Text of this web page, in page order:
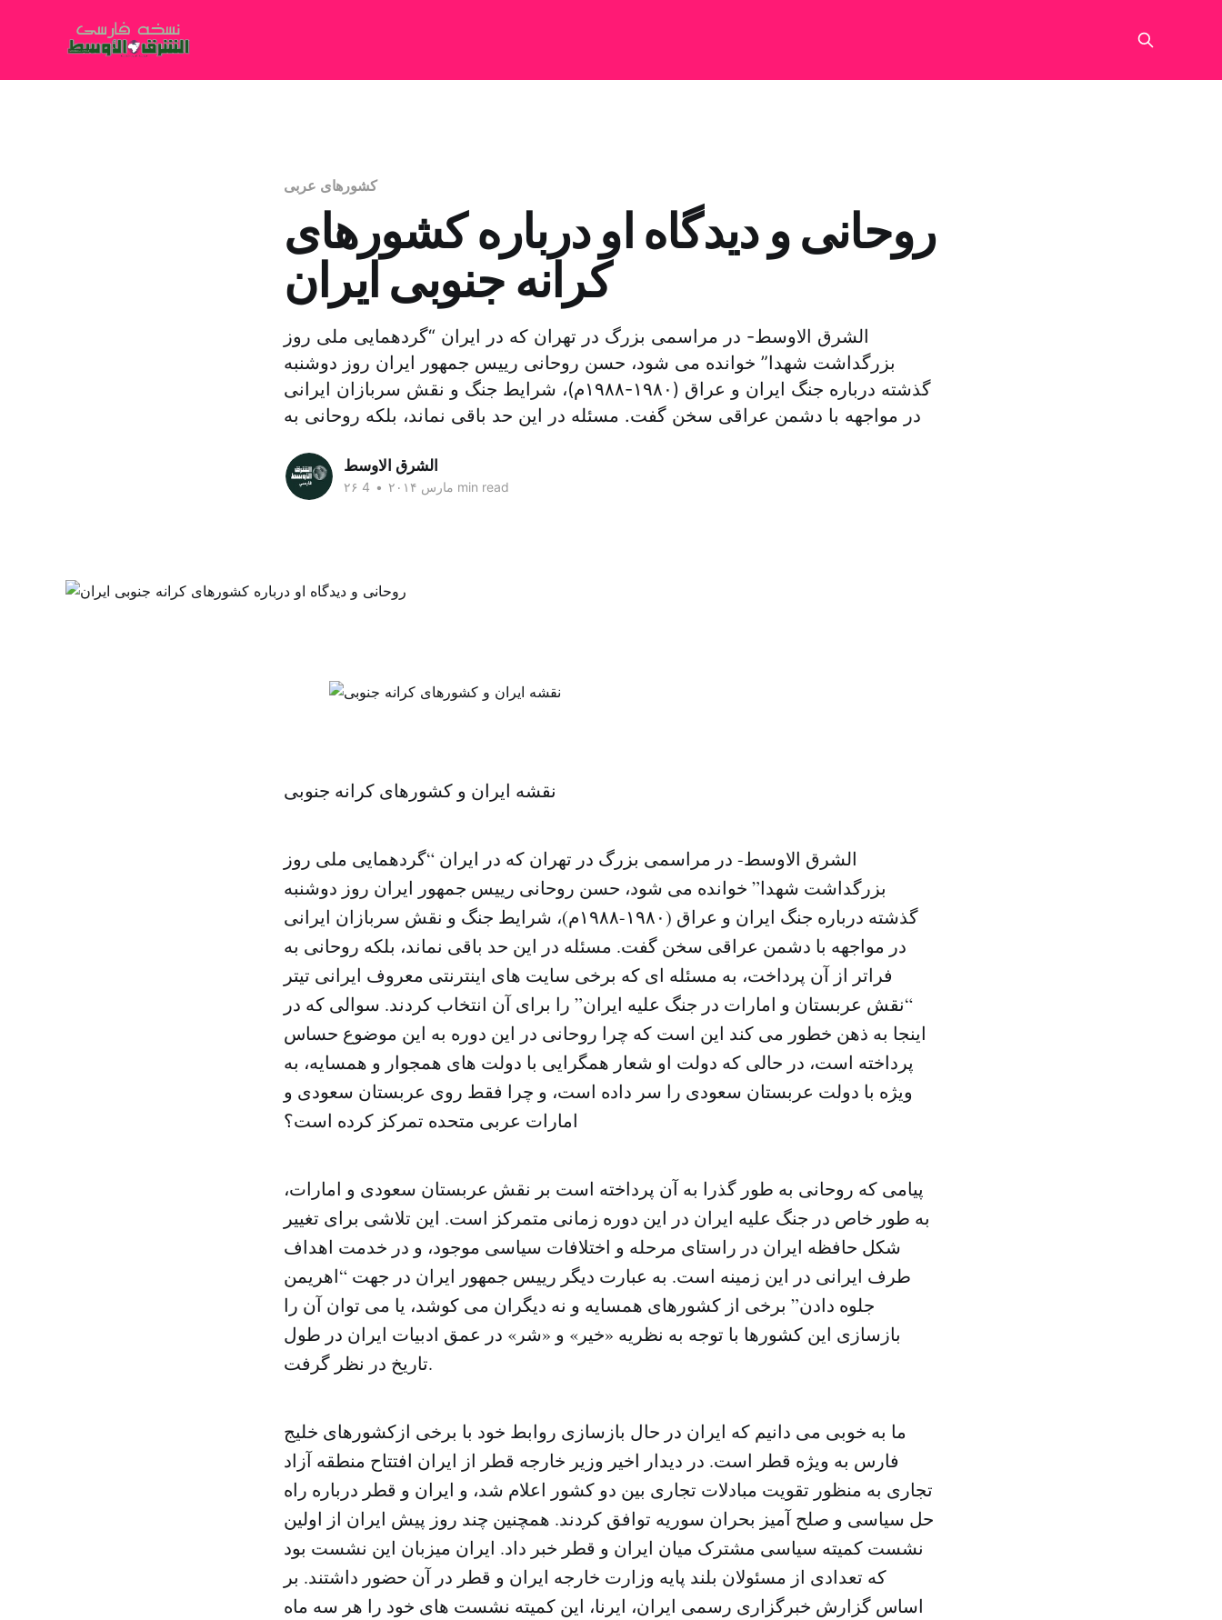
کشورهای عربی
روحانی و دیدگاه او درباره کشورهای
کرانه جنوبی ایران
الشرق الاوسط- در مراسمی بزرگ در تهران که در ایران “گردهمایی ملی روز
بزرگداشت شهدا” خوانده می شود، حسن روحانی رییس جمهور ایران روز دوشنبه
گذشته درباره جنگ ایران و عراق (۱۹۸۰-۱۹۸۸م)، شرایط جنگ و نقش سربازان ایرانی
در مواجهه با دشمن عراقی سخن گفت. مسئله در این حد باقی نماند، بلکه روحانی به
الشرق الاوسط
۲۶ مارس ۲۰۱۴ • 4 min read
نقشه ایران و کشورهای کرانه جنوبی
الشرق الاوسط- در مراسمی بزرگ در تهران که در ایران “گردهمایی ملی روز
بزرگداشت شهدا” خوانده می شود، حسن روحانی رییس جمهور ایران روز دوشنبه
گذشته درباره جنگ ایران و عراق (۱۹۸۰-۱۹۸۸م)، شرایط جنگ و نقش سربازان ایرانی
در مواجهه با دشمن عراقی سخن گفت. مسئله در این حد باقی نماند، بلکه روحانی به
فراتر از آن پرداخت، به مسئله ای که برخی سایت های اینترنتی معروف ایرانی تیتر
“نقش عربستان و امارات در جنگ علیه ایران” را برای آن انتخاب کردند. سوالی که در
اینجا به ذهن خطور می کند این است که چرا روحانی در این دوره به این موضوع حساس
پرداخته است، در حالی که دولت او شعار همگرایی با دولت های همجوار و همسایه، به
ویژه با دولت عربستان سعودی را سر داده است، و چرا فقط روی عربستان سعودی و
امارات عربی متحده تمرکز کرده است؟
پیامی که روحانی به طور گذرا به آن پرداخته است بر نقش عربستان سعودی و امارات،
به طور خاص در جنگ علیه ایران در این دوره زمانی متمرکز است. این تلاشی برای تغییر
شکل حافظه ایران در راستای مرحله و اختلافات سیاسی موجود، و در خدمت اهداف
طرف ایرانی در این زمینه است. به عبارت دیگر رییس جمهور ایران در جهت “اهریمن
جلوه دادن” برخی از کشورهای همسایه و نه دیگران می کوشد، یا می توان آن را
بازسازی این کشورها با توجه به نظریه «خیر» و «شر» در عمق ادبیات ایران در طول
تاریخ در نظر گرفت.
ما به خوبی می دانیم که ایران در حال بازسازی روابط خود با برخی ازکشورهای خلیج
فارس به ویژه قطر است. در دیدار اخیر وزیر خارجه قطر از ایران افتتاح منطقه آزاد
تجاری به منظور تقویت مبادلات تجاری بین دو کشور اعلام شد، و ایران و قطر درباره راه
حل سیاسی و صلح آمیز بحران سوریه توافق کردند. همچنین چند روز پیش ایران از اولین
نشست کمیته سیاسی مشترک میان ایران و قطر خبر داد. ایران میزبان این نشست بود
که تعدادی از مسئولان بلند پایه وزارت خارجه ایران و قطر در آن حضور داشتند. بر
اساس گزارش خبرگزاری رسمی ایران، ایرنا، این کمیته نشست های خود را هر سه ماه